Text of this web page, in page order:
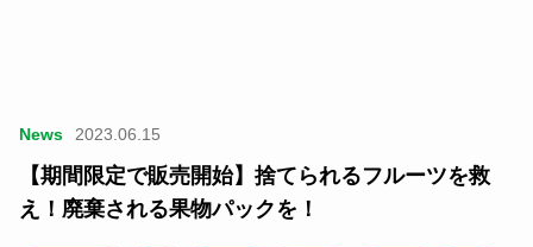
News 2023.06.15
【期間限定で販売開始】捨てられるフルーツを救
え！廃棄される果物パックを！